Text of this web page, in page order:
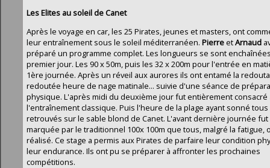
Les Elites au soleil de Canet
Après le voyage en car, les 25 Pirates, jeunes et masters, ont
leur entraînement sous le soleil méditerranéen. PierreetArnaud
préparé un programme complet. Les longueurs se sont
premier jour. Les 90 x 50m, puis les 32 x 200m pour l'entrée en
1ère journée. Après un réveil aux aurores ils ont entamé la
redoutée heure de nage matinale... suivie d'une séance de
physique. L'après midi du deuxième jour fut entièrement consacré
l'entraînement classique. Puis l'heure de la plage ayant sonné
retrouvés sur le sable blond de Canet. L'avant dernière journée fut
marquée par le traditionnel 100x 100m que tous, malgré la fatigue,
réalisé. Ce stage a permis aux Pirates de parfaire leur condition
leur endurance. Ils ont pu se préparer à affronter les prochaines
compétitions.